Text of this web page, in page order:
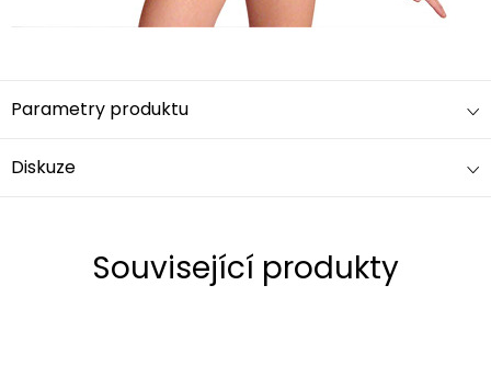
Parametry produktu
Diskuze
Související produkty